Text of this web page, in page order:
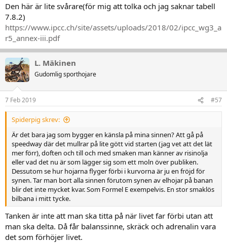
Den här är lite svårare(för mig att tolka och jag saknar tabell
7.8.2)
https://www.ipcc.ch/site/assets/uploads/2018/02/ipcc_wg3_a
r5_annex-iii.pdf
L. Mäkinen
Gudomlig sporthojare
7 Feb 2019 #57
Spiderpig skrev:
Är det bara jag som bygger en känsla på mina sinnen? Att gå på
speedway där det mullrar på lite gött vid starten (jag vet att det lät
mer förr), doften och till och med smaken man känner av risinolja
eller vad det nu är som lägger sig som ett moln över publiken.
Dessutom se hur hojarna flyger förbi i kurvorna är ju en fröjd för
synen. Tar man bort alla sinnen förutom synen av elhojar på banan
blir det inte mycket kvar. Som Formel E exempelvis. En stor smaklös
bilbana i mitt tycke.
Tanken är inte att man ska titta på när livet far förbi utan att
man ska delta. Då får balanssinne, skräck och adrenalin vara
det som förhöjer livet.